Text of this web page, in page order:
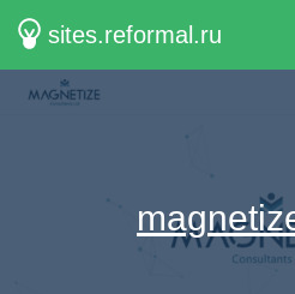
sites.reformal.ru